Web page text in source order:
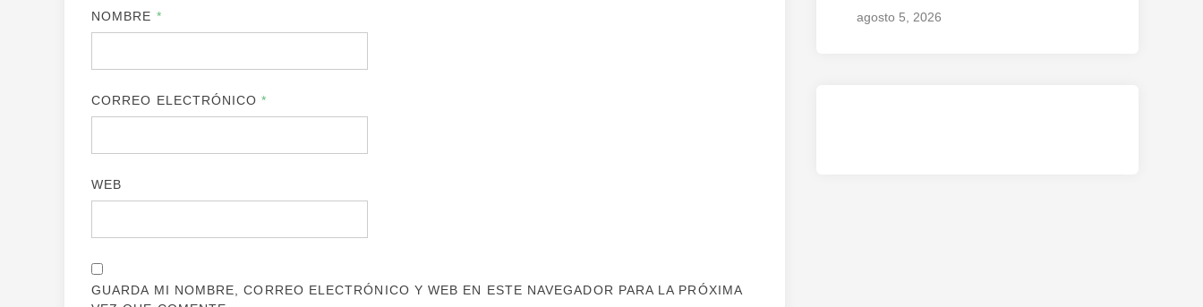
NOMBRE *
CORREO ELECTRÓNICO*
WEB
GUARDA MI NOMBRE, CORREO ELECTRÓNICO Y WEB EN ESTE NAVEGADOR PARA LA PRÓXIMA
agosto 5, 2026